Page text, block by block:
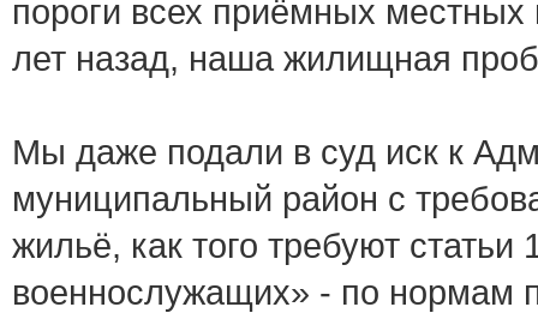
пороги всех приёмных
лет назад, наша жилищная
Мы даже подали в суд иск к
муниципальный район с
жильё, как того требуют
военнослужащих» - по нормам